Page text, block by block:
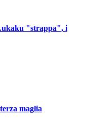
"strappa", i
maglia